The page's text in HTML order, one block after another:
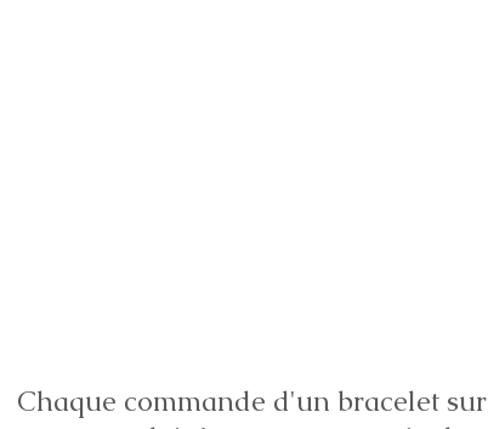
Chaque commande d'un bracelet sur